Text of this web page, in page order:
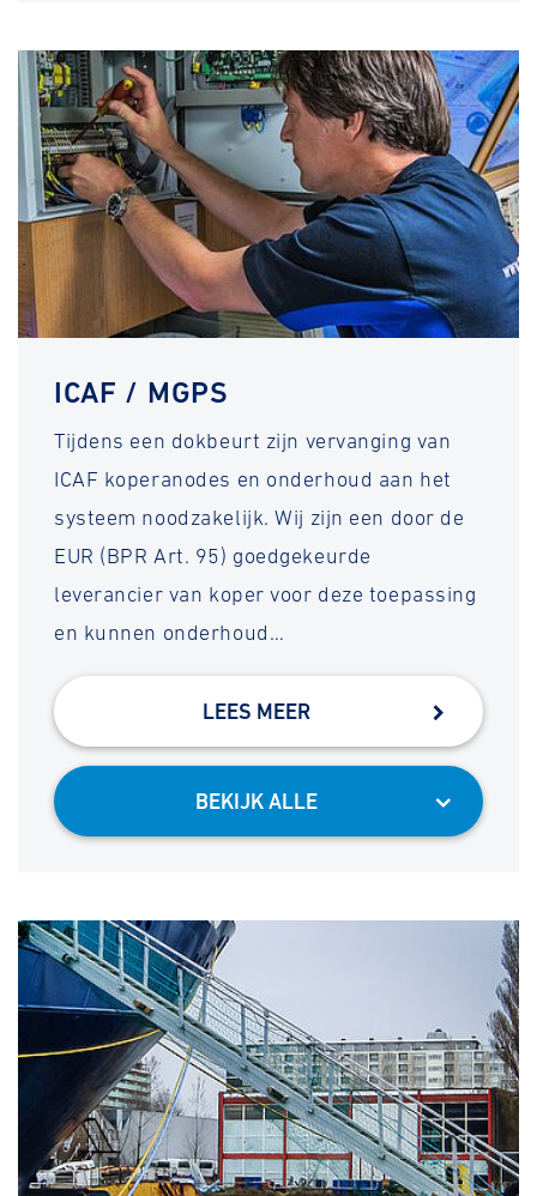
ICAF / MGPS
Tijdens een dokbeurt zijn vervanging van
ICAF koperanodes en onderhoud aan het
systeem noodzakelijk. Wij zijn een door de
EUR (BPR Art. 95) goedgekeurde
leverancier van koper voor deze toepassing
en kunnen onderhoud…
BEKIJK ALLE
LEES MEER